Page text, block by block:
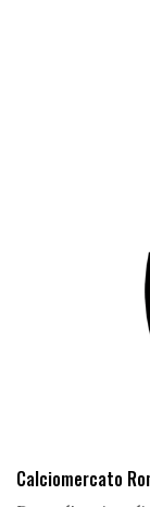
Calciomercato